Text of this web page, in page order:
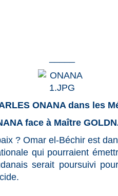
ONANA dans les
face à Maître
? Omar el-Béchir est
qui pourraient
serait poursuivi